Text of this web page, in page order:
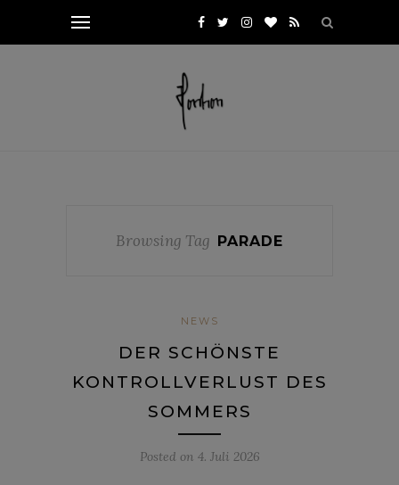
Browsing Tag PARADE
NEWS
DER SCHÖNSTE
KONTROLLVERLUST DES
SOMMERS
Posted on 4. Juli 2026